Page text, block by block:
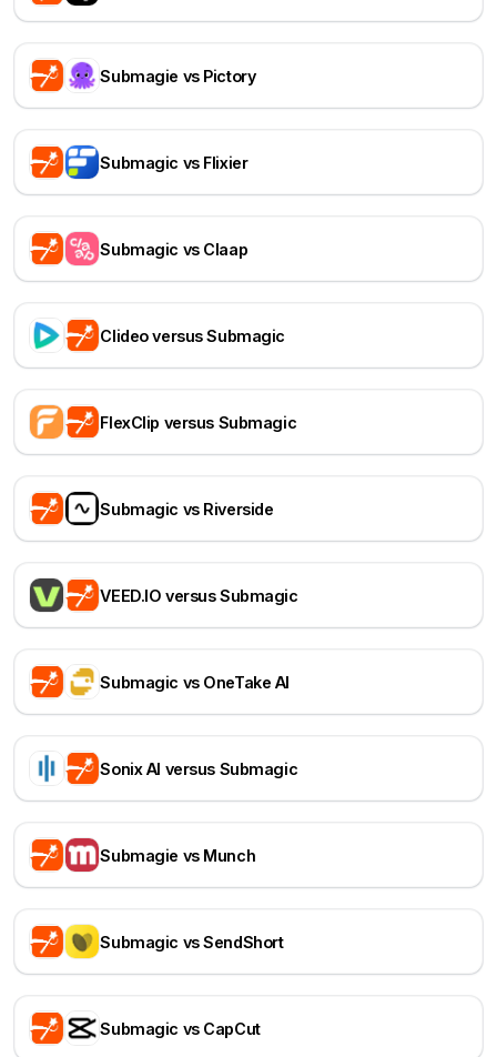
Submagie vs Pictory
Submagic vs Flixier
Submagic vs Claap
Clideo versus Submagic
FlexClip versus Submagic
Submagic vs Riverside
VEED.IO versus Submagic
Submagic vs OneTake AI
Sonix AI versus Submagic
Submagie vs Munch
Submagic vs SendShort
Submagic vs CapCut